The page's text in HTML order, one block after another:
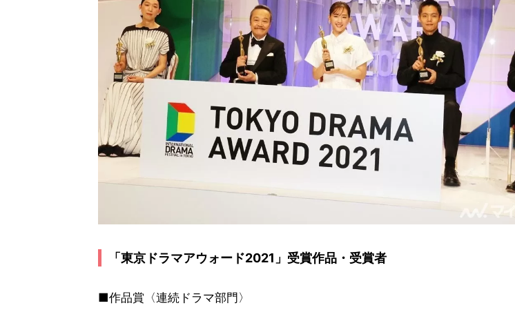
「東京ドラマアウォード2021」受賞作品・受賞者
■作品賞〈連続ドラマ部門〉